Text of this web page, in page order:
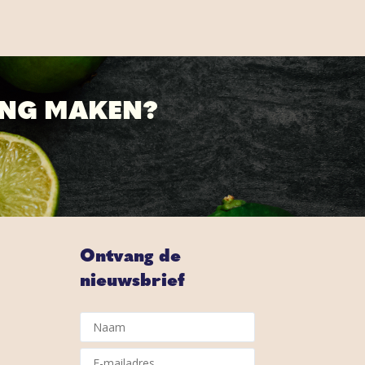
MAKEN?
Ontvang de
nieuwsbrief